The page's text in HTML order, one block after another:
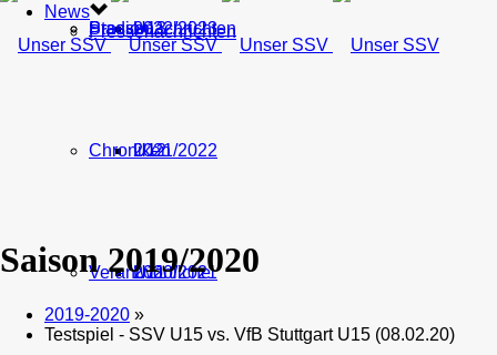
U13
U12
U11
2022/2023
2021/2022
2020/2021
Stadion
Chroniken
Verantwortliche
Pressenachrichten
News
Pressenachrichten
Saison 2019/2020
2019-2020 »
Testspiel - SSV U15 vs. VfB Stuttgart U15 (08.02.20)